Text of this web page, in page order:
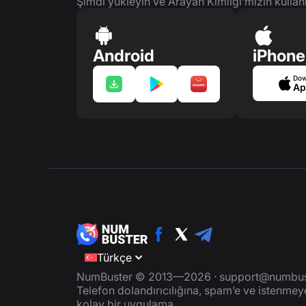
Android iPhone
Türkçe
NumBuster © 2013—2026 ·
Telefon dolandırıcılığına, spam’e ve